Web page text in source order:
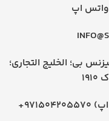
واتس اپ
بی؛ الخلیج التجاری؛